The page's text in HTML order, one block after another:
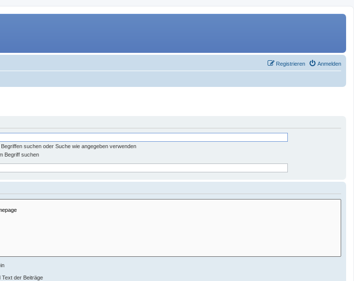
Anmelden
Registrieren
Begriffen suchen oder Suche wie angegeben verwenden
Begriff suchen
Text der Beiträge